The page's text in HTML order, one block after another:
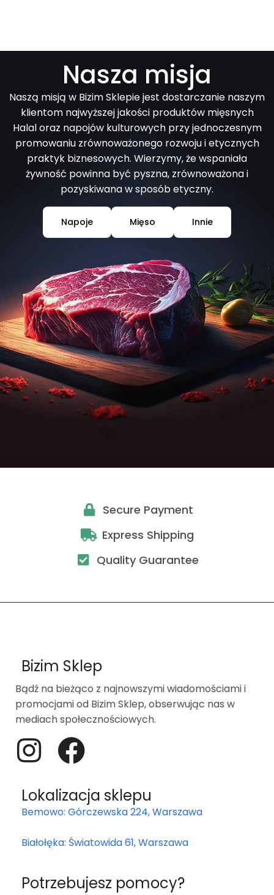
Nasza misja
Naszą misją w Bizim Sklepie jest dostarczanie naszym
klientom najwyższej jakości produktów mięsnych
Halal oraz napojów kulturowych przy jednoczesnym
promowaniu zrównoważonego rozwoju i etycznych
praktyk biznesowych. Wierzymy, że wspaniała
żywność powinna być pyszna, zrównoważona i
pozyskiwana w sposób etyczny.
Napoje Mięso Innie
Secure Payment
Express Shipping
Quality Guarantee
Bizim Sklep
Bądź na bieżąco z najnowszymi wiadomościami i
promocjami od Bizim Sklep, obserwując nas w
mediach społecznościowych.
Lokalizacja sklepu
Bemowo: Górczewska 224, Warszawa
Białołęka: Światowida 61, Warszawa
Potrzebujesz pomocy?